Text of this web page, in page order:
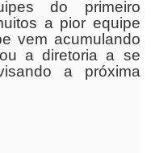
do primeiro
a pior equipe
vem acumulando
a diretoria a se
a próxima